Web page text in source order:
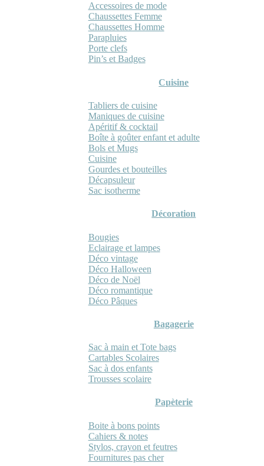
Accessoires de mode
Chaussettes Femme
Chaussettes Homme
Parapluies
Porte clefs
Pin’s et Badges
Cuisine
Tabliers de cuisine
Maniques de cuisine
Apéritif & cocktail
Boîte à goûter enfant et adulte
Bols et Mugs
Cuisine
Gourdes et bouteilles
Décapsuleur
Sac isotherme
Décoration
Bougies
Eclairage et lampes
Déco vintage
Déco Halloween
Déco de Noël
Déco romantique
Déco Pâques
Bagagerie
Sac à main et Tote bags
Cartables Scolaires
Sac à dos enfants
Trousses scolaire
Papèterie
Boite à bons points
Cahiers & notes
Stylos, crayon et feutres
Fournitures pas cher